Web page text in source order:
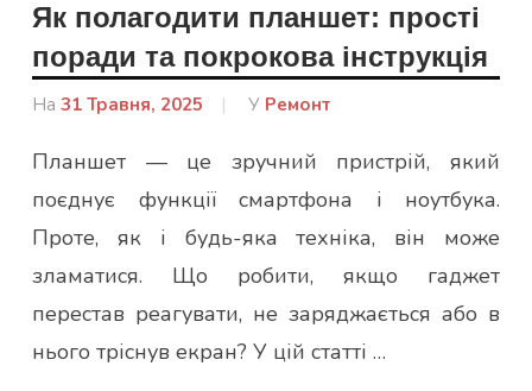
Як полагодити планшет: прості
поради та покрокова інструкція
На 31 Травня, 2025
Від
Юлія
У Ремонт
Планшет — це зручний пристрій, який
поєднує функції смартфона і ноутбука.
Проте, як і будь-яка техніка, він може
зламатися. Що робити, якщо гаджет
перестав реагувати, не заряджається або в
нього тріснув екран? У цій статті …